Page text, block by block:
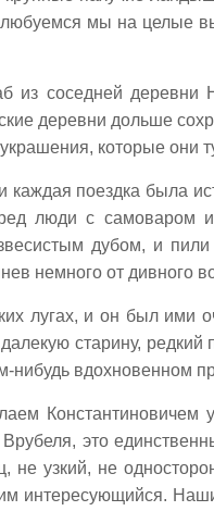
мы на целые
из соседней
деревни дольше
которые они
поездка была
люди с самоваром
дубом, и пили
немного от дивного
лугах, и он был ими
старину, редкий
нибудь вдохновенном
Константиновичем
это
не узкий, не
интересующийся.